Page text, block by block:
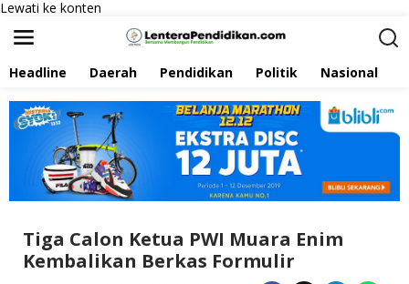
Lewati ke konten
Headline Daerah Pendidikan Politik Nasional
Tiga Calon Ketua PWI Muara Enim
Kembalikan Berkas Formulir